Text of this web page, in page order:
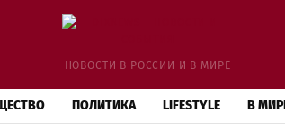
НОВОСТИ В РОССИИ И В МИРЕ
ПОЛИТИКА LIFESTYLE В